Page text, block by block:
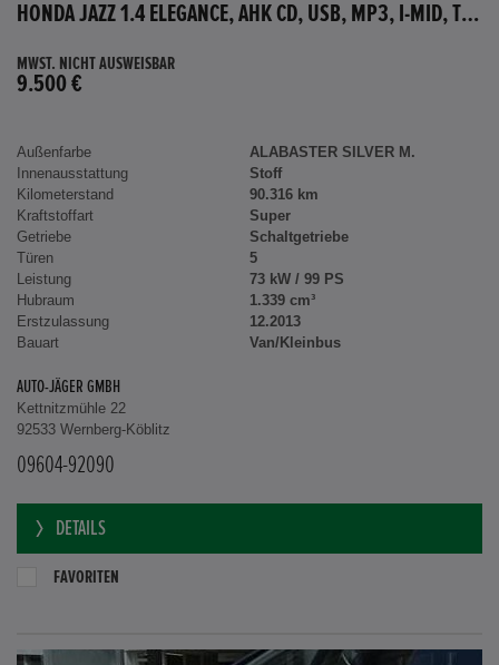
HONDA JAZZ 1.4 ELEGANCE, AHK CD, USB, MP3, I-MID, TEMPOMAT, AUX-IN
MWST. NICHT AUSWEISBAR
9.500 €
Außenfarbe
ALABASTER SILVER M.
Innenausstattung
Stoff
Kilometerstand
90.316 km
Kraftstoffart
Super
Getriebe
Schaltgetriebe
Türen
5
Leistung
73 kW / 99 PS
Hubraum
1.339 cm³
Erstzulassung
12.2013
Bauart
Van/Kleinbus
AUTO-JÄGER GMBH
Kettnitzmühle 22
92533 Wernberg-Köblitz
09604-92090
DETAILS
FAVORITEN